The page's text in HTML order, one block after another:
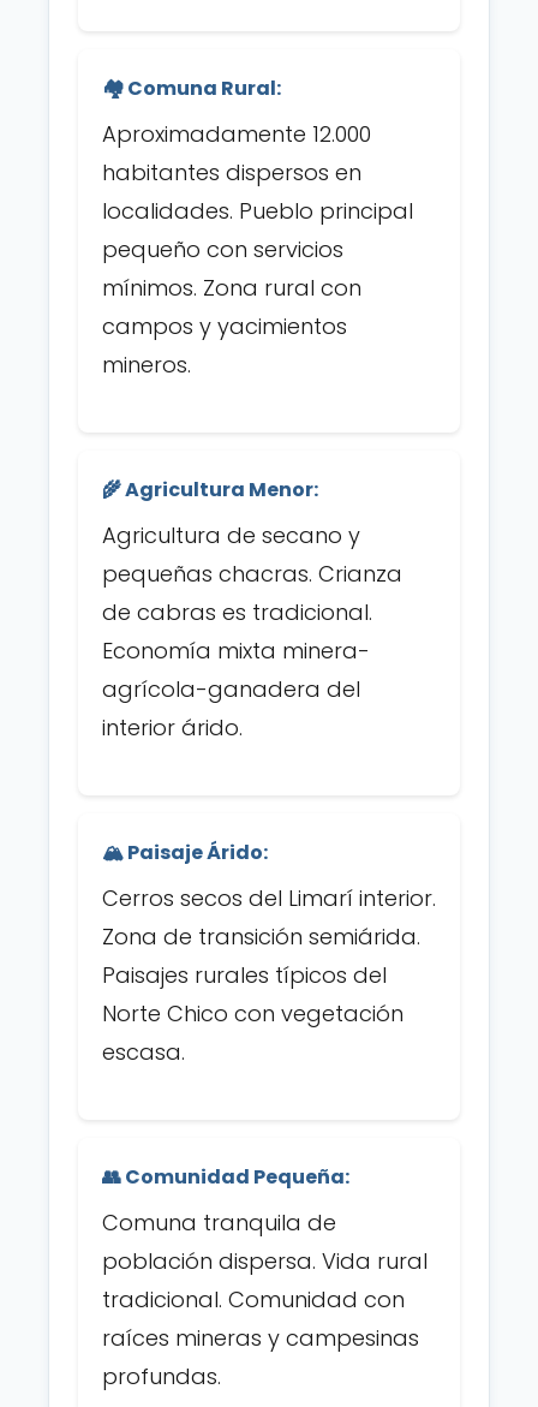
🏘️ Comuna Rural:
Aproximadamente 12.000
habitantes dispersos en
localidades. Pueblo principal
pequeño con servicios
mínimos. Zona rural con
campos y yacimientos
mineros.
🌾 Agricultura Menor:
Agricultura de secano y
pequeñas chacras. Crianza
de cabras es tradicional.
Economía mixta minera-
agrícola-ganadera del
interior árido.
🏔️ Paisaje Árido:
Cerros secos del Limarí interior.
Zona de transición semiárida.
Paisajes rurales típicos del
Norte Chico con vegetación
escasa.
👥 Comunidad Pequeña:
Comuna tranquila de
población dispersa. Vida rural
tradicional. Comunidad con
raíces mineras y campesinas
profundas.